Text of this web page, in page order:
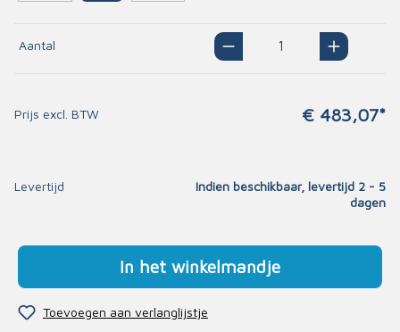
Aantal
Prijs excl. BTW € 483,07*
Levertijd
Indien beschikbaar, levertijd 2 - 5
dagen
In het winkelmandje
Toevoegen aan verlanglijstje